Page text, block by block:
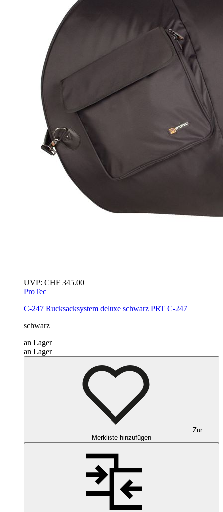
UVP: CHF 345.00
ProTec
C-247 Rucksacksystem deluxe schwarz PRT C-247
schwarz
an Lager
an Lager
Zur
Merkliste hinzufügen